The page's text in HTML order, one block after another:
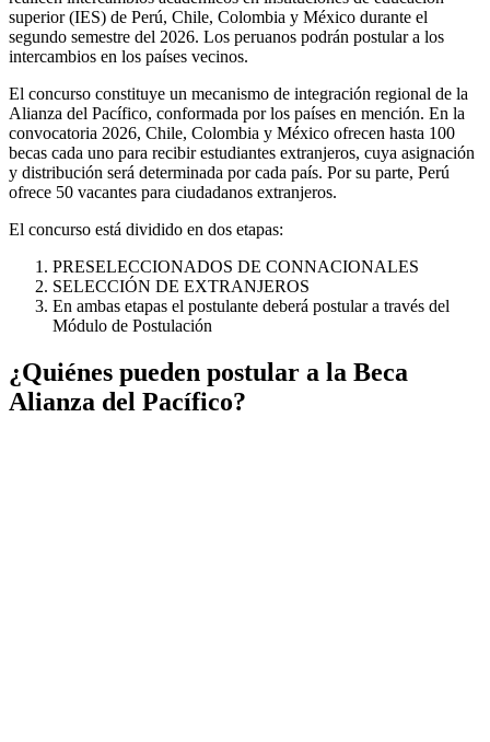
superior (IES) de Perú, Chile, Colombia y México durante el
segundo semestre del 2026. Los peruanos podrán postular a los
intercambios en los países vecinos.
El concurso constituye un mecanismo de integración regional de la
Alianza del Pacífico, conformada por los países en mención. En la
convocatoria 2026, Chile, Colombia y México ofrecen hasta 100
becas cada uno para recibir estudiantes extranjeros, cuya asignación
y distribución será determinada por cada país. Por su parte, Perú
ofrece 50 vacantes para ciudadanos extranjeros.
El concurso está dividido en dos etapas:
PRESELECCIONADOS DE CONNACIONALES
SELECCIÓN DE EXTRANJEROS
En ambas etapas el postulante deberá postular a través del
Módulo de Postulación
¿Quiénes pueden postular a la Beca
Alianza del Pacífico?